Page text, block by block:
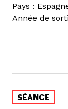
Pays :
Année de
SÉANCE